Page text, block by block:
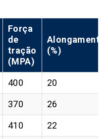
Força
de
tração
(MPA)
Alongamento
(%)
400 20
370 26
410 22